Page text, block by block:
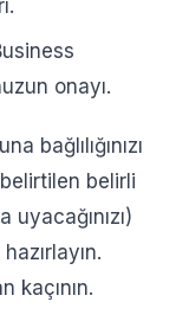
onayı.
bağlılığınızı
belirli
kaçının.